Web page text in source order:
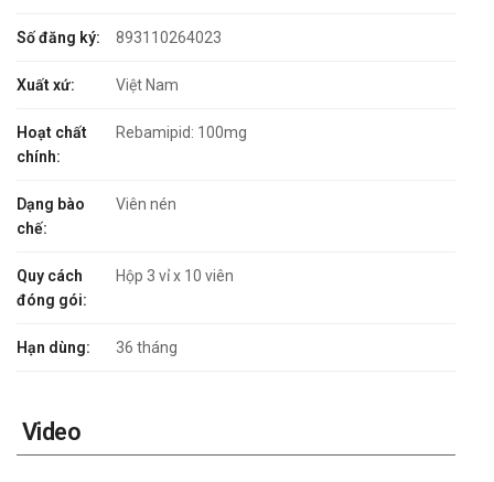
Số đăng ký: 893110264023
Xuất xứ: Việt Nam
Hoạt chất
chính:
Rebamipid: 100mg
Dạng bào
chế:
Viên nén
Quy cách
đóng gói:
Hộp 3 vỉ x 10 viên
Hạn dùng: 36 tháng
Video